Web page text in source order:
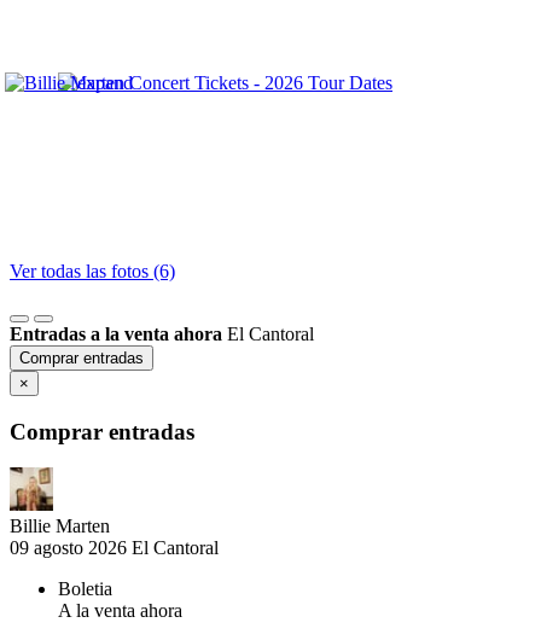
Ver todas las fotos (6)
Entradas a la venta ahora El Cantoral
Comprar entradas
×
Comprar entradas
Billie Marten
09 agosto 2026 El Cantoral
Boletia
A la venta ahora